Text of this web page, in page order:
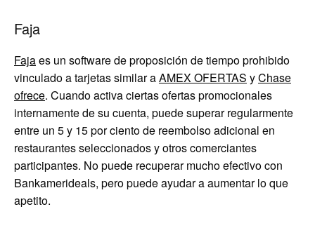
Faja
Fajaes un software de proposición de tiempo prohibido
vinculado a tarjetas similar aAMEX OFERTAS yChase
ofrece. Cuando activa ciertas ofertas promocionales
internamente de su cuenta, puede superar regularmente
entre un 5 y 15 por ciento de reembolso adicional en
restaurantes seleccionados y otros comerciantes
participantes. No puede recuperar mucho efectivo con
Bankamerideals, pero puede ayudar a aumentar lo que
apetito.